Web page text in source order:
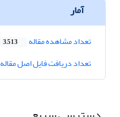
آمار
تعداد مشاهده مقاله 3,513
تعداد دریافت فایل اصل مقاله